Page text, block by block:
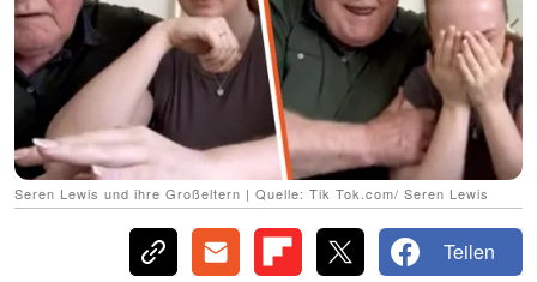
Seren Lewis und ihre Großeltern | Quelle: Tik Tok.com/ Seren Lewis
Teilen